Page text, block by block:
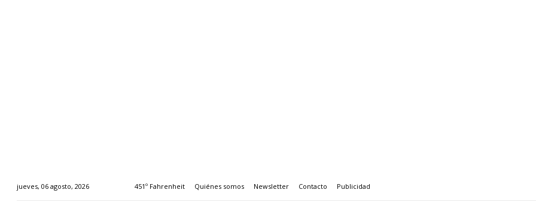
jueves, 06 agosto, 2026 451º Fahrenheit Quiénes somos Newsletter Contacto Publicidad